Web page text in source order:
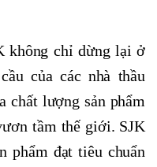
không chỉ dừng lại ở
của các nhà thầu
chất lượng sản phẩm
tầm thế giới. SJK
phẩm đạt tiêu chuẩn